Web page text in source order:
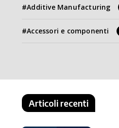
Additive Manufacturing
Accessori e componenti
Articoli recenti